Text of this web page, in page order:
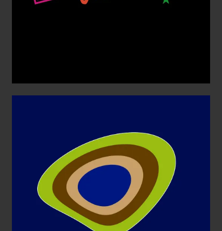
SYGMARMENOR
Aplicaciones gráficas Diseño Gráfico
Identidad corporativa
Imagen Corporativa Imagen de Empresa